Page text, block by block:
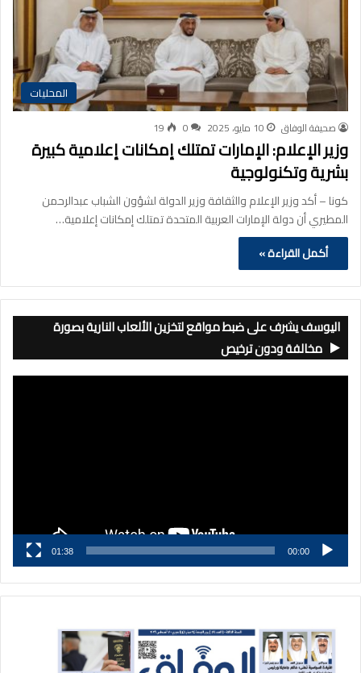
المحليات
صحيفة الوفاق 10 مايو، 2025 0
19
وزير الإعلام: الإمارات تمتلك إمكانات إعلامية كبيرة
بشرية وتكنولوجية
كونا – أكد وزير الإعلام والثقافة وزير الدولة لشؤون الشباب عبدالرحمن
المطيري أن دولة الإمارات العربية المتحدة تمتلك إمكانات إعلامية…
أكمل القراءة »
اليوسف يشرف على ضبط مواقع لتخزين الألعاب النارية بصورة
مخالفة ودون ترخيص
00:00
01:38